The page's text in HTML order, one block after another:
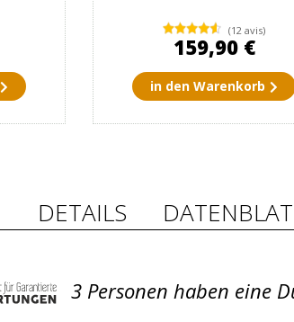
(12 avis)
159,90 €
in den Warenkorb
DETAILS
3 Personen haben eine